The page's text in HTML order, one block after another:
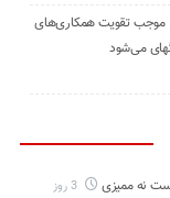
جوانی: رزمایش سهند ۲۰۲۵، موجب تقویت همکاری‌های
می‌شود
نه ممیزی 3 روز